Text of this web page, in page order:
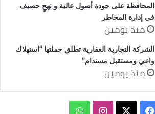
المحافظة على جودة أصول عالية و نهجٍ حصيف
في إدارة المخاطر
منذ يومين
الشركة التجارية العقارية تطلق حملتها “استهلاك
واعي ومستقبل مستدام”
منذ يومين
فيسبوك انستقرامواتساب